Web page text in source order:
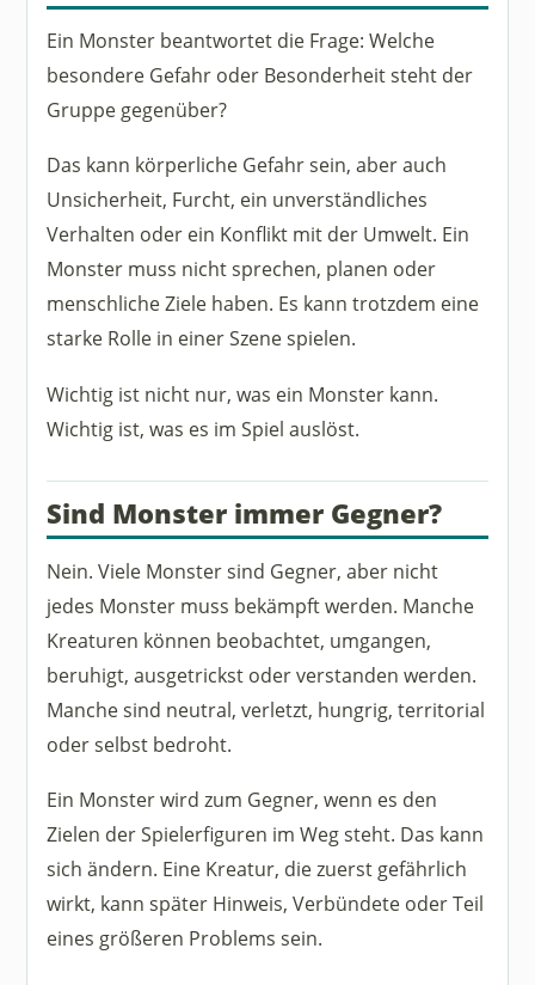
Ein Monster beantwortet die Frage: Welche
besondere Gefahr oder Besonderheit steht der
Gruppe gegenüber?
Das kann körperliche Gefahr sein, aber auch
Unsicherheit, Furcht, ein unverständliches
Verhalten oder ein Konflikt mit der Umwelt. Ein
Monster muss nicht sprechen, planen oder
menschliche Ziele haben. Es kann trotzdem eine
starke Rolle in einer Szene spielen.
Wichtig ist nicht nur, was ein Monster kann.
Wichtig ist, was es im Spiel auslöst.
Sind Monster immer Gegner?
Nein. Viele Monster sind Gegner, aber nicht
jedes Monster muss bekämpft werden. Manche
Kreaturen können beobachtet, umgangen,
beruhigt, ausgetrickst oder verstanden werden.
Manche sind neutral, verletzt, hungrig, territorial
oder selbst bedroht.
Ein Monster wird zum Gegner, wenn es den
Zielen der Spielerfiguren im Weg steht. Das kann
sich ändern. Eine Kreatur, die zuerst gefährlich
wirkt, kann später Hinweis, Verbündete oder Teil
eines größeren Problems sein.